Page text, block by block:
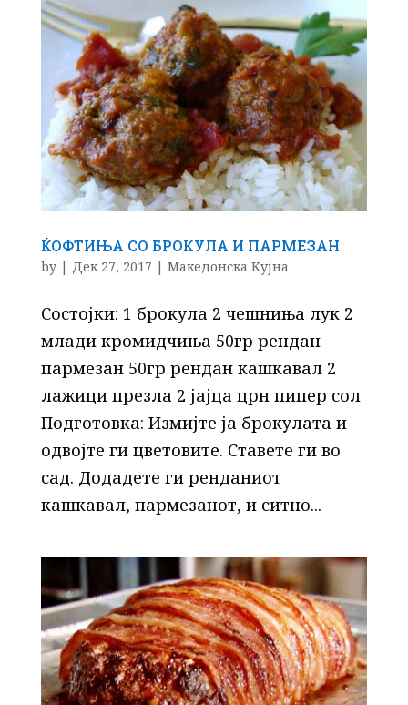
ЌОФТИЊА СО БРОКУЛА И ПАРМЕЗАН
by | Дек 27, 2017 | Македонска Кујна
Состојки: 1 брокула 2 чешниња лук 2
млади кромидчиња 50гр рендан
пармезан 50гр рендан кашкавал 2
лажици презла 2 јајца црн пипер сол
Подготовка: Измијте ја брокулата и
одвојте ги цветовите. Ставете ги во
сад. Додадете ги ренданиот
кашкавал, пармезанот, и ситно...